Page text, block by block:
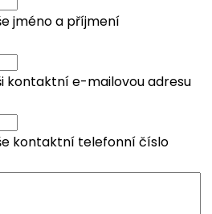
jméno a příjmení
kontaktní e-mailovou adresu
kontaktní telefonní číslo